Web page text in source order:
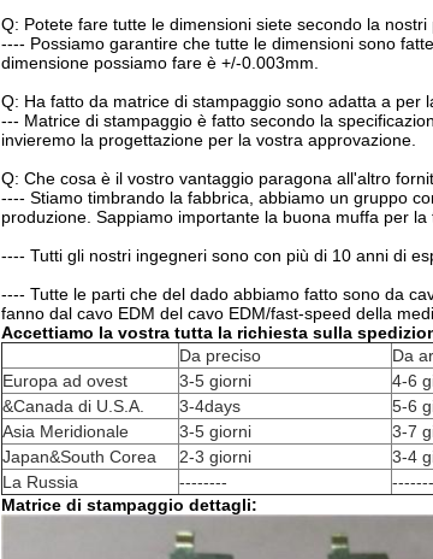
Q: Potete fare tutte le dimensioni siete secondo la
---- Possiamo garantire che tutte le dimensioni sono
dimensione possiamo fare è +/-0.003mm.
Q: Ha fatto da matrice di stampaggio sono adatta a per
--- Matrice di stampaggio è fatto secondo la
invieremo la progettazione per la vostra approvazione.
Q: Che cosa è il vostro vantaggio paragona all'altro
---- Stiamo timbrando la fabbrica, abbiamo un gruppo
produzione. Sappiamo importante la buona muffa per la
---- Tutti gli nostri ingegneri sono con più di 10 anni di
---- Tutte le parti che del dado abbiamo fatto sono da
fanno dal cavo EDM del cavo EDM/fast-speed della
Accettiamo la vostra tutta la richiesta sulla
Da preciso
Da
Europa ad ovest
3-5 giorni 4-6
&Canada di U.S.A.
3-4days 5-6
Asia Meridionale
3-5 giorni 3-7
Japan&South Corea
2-3 giorni 3-4
La Russia
--------
Matrice di stampaggio dettagli: